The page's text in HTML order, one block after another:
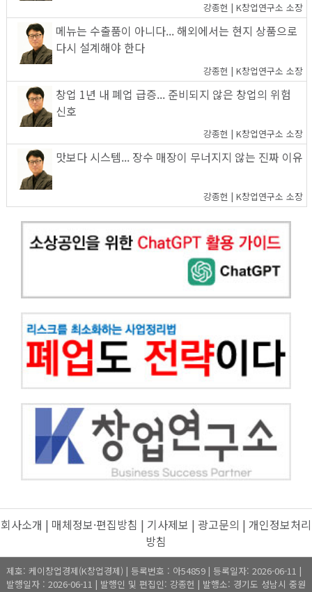
강종헌 | K창업연구소 소장
메뉴는 수출품이 아니다... 해외에서는 현지 상품으로
다시 설계해야 한다
강종헌 | K창업연구소 소장
창업 1년 내 폐업 급증... 준비되지 않은 창업의 위험
신호
강종헌 | K창업연구소 소장
맛보다 시스템... 장수 매장이 무너지지 않는 진짜 이유
강종헌 | K창업연구소 소장
회사소개 | 매체정보·편집방침 | 기사제보 | 광고문의 | 개인정보처리
방침
제호: 케이창업경제(K창업경제) | 등록번호 : 아54859 | 등록일자: 2026-06-11 |
발행일자 : 2026-06-11 | 발행인 및 편집인: 강종헌 | 발행소: 경기도 성남시 중원